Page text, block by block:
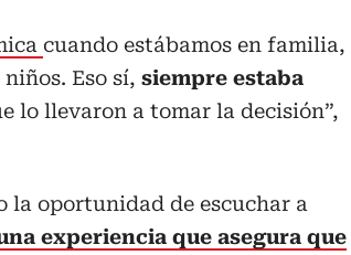
cuando estábamos en familia,
Eso sí, siempre estaba
lo llevaron a tomar la decisión”,
la oportunidad de escuchar a
experiencia que asegura que